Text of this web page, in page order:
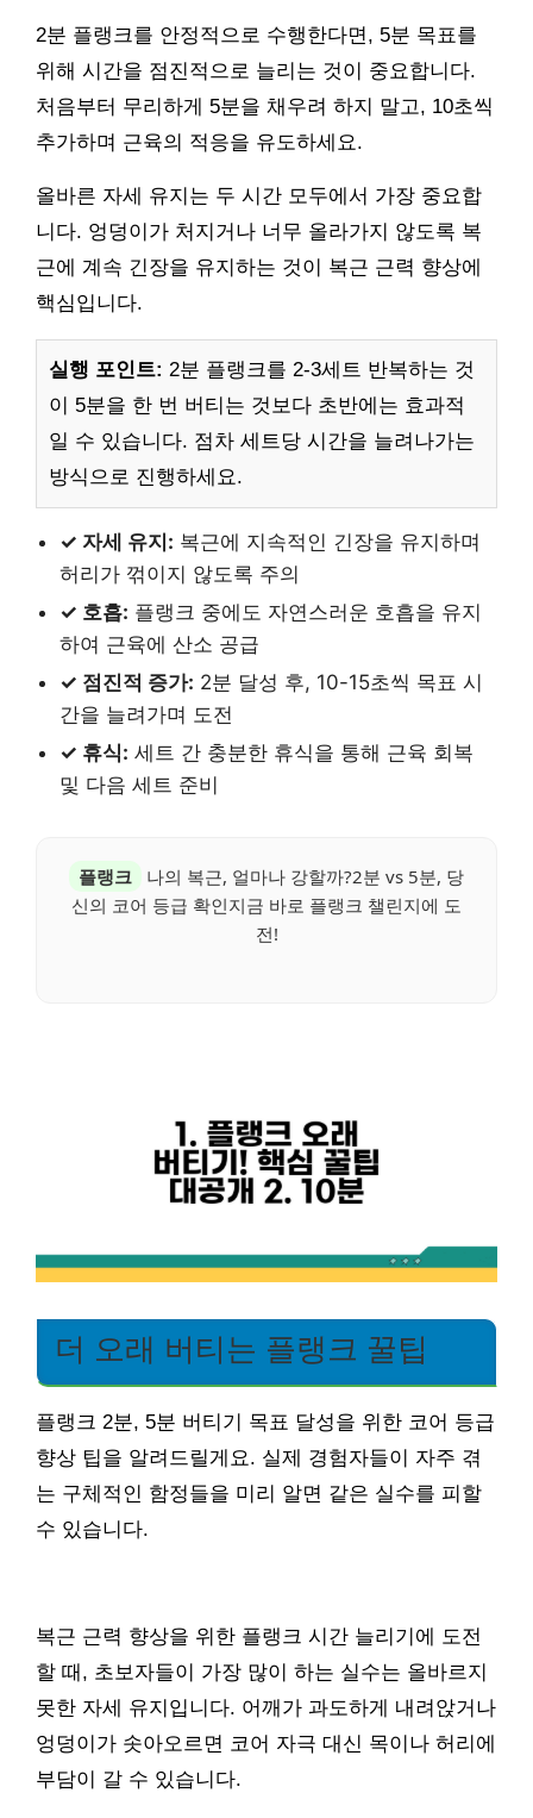
2분 플랭크를 안정적으로 수행한다면, 5분 목표를
위해 시간을 점진적으로 늘리는 것이 중요합니다.
처음부터 무리하게 5분을 채우려 하지 말고, 10초씩
추가하며 근육의 적응을 유도하세요.
올바른 자세 유지는 두 시간 모두에서 가장 중요합
니다. 엉덩이가 처지거나 너무 올라가지 않도록 복
근에 계속 긴장을 유지하는 것이 복근 근력 향상에
핵심입니다.
실행 포인트: 2분 플랭크를 2-3세트 반복하는 것
이 5분을 한 번 버티는 것보다 초반에는 효과적
일 수 있습니다. 점차 세트당 시간을 늘려나가는
방식으로 진행하세요.
✓ 자세 유지: 복근에 지속적인 긴장을 유지하며
허리가 꺾이지 않도록 주의
✓ 호흡: 플랭크 중에도 자연스러운 호흡을 유지
하여 근육에 산소 공급
✓ 점진적 증가: 2분 달성 후, 10-15초씩 목표 시
간을 늘려가며 도전
✓ 휴식: 세트 간 충분한 휴식을 통해 근육 회복
및 다음 세트 준비
플랭크
나의 복근, 얼마나 강할까?2분 vs 5분, 당
신의 코어 등급 확인지금 바로 플랭크 챌린지에 도
전!
더 오래 버티는 플랭크 꿀팁
플랭크 2분, 5분 버티기 목표 달성을 위한 코어 등급
향상 팁을 알려드릴게요. 실제 경험자들이 자주 겪
는 구체적인 함정들을 미리 알면 같은 실수를 피할
수 있습니다.
복근 근력 향상을 위한 플랭크 시간 늘리기에 도전
할 때, 초보자들이 가장 많이 하는 실수는 올바르지
못한 자세 유지입니다. 어깨가 과도하게 내려앉거나
엉덩이가 솟아오르면 코어 자극 대신 목이나 허리에
부담이 갈 수 있습니다.